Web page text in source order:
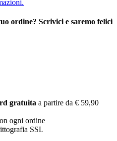
ordine? Scrivici e saremo felici
gratuita a partire da € 59,90
ogni ordine
SSL